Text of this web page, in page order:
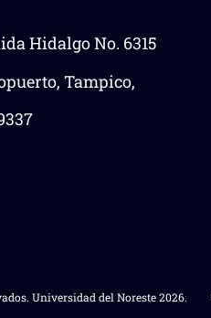
Hidalgo No. 6315
Tampico,
Universidad del Noreste 2026.